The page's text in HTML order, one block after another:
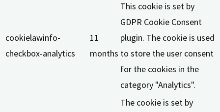
cookielawinfo-
checkbox-analytics
11
months
This cookie is set by
GDPR Cookie Consent
plugin. The cookie is used
to store the user consent
for the cookies in the
category "Analytics".
The cookie is set by